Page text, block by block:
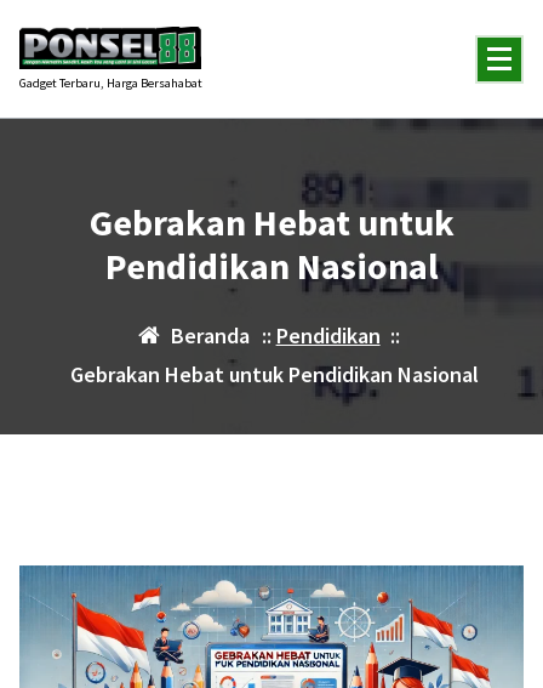
konten
Gadget Terbaru, Harga Bersahabat
Gebrakan Hebat untuk
Pendidikan Nasional
Beranda :: Pendidikan ::
Gebrakan Hebat untuk Pendidikan Nasional